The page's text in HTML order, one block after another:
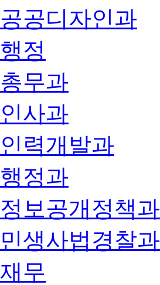
공공디자인과
행정
총무과
인사과
인력개발과
행정과
정보공개정책과
민생사법경찰과
재무